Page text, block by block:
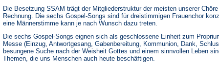
Die Besetzung SSAM trägt der Mitgliederstruktur der meisten unserer Chöre
Rechnung. Die sechs Gospel-Songs sind für dreistimmigen Frauenchor
eine Männerstimme kann je nach Wunsch dazu treten.
Die sechs Gospel-Songs eignen sich als geschlossene Einheit zum
Messe (Einzug, Antwortgesang, Gabenbereitung, Kommunion, Dank,
besungene Suche nach der Weisheit Gottes und einem sinnvollen Leben
Themen, die uns Menschen auch heute beschäftigen.